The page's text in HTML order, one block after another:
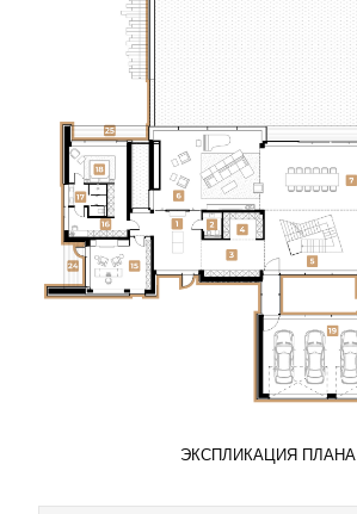
ЭКСПЛИКАЦИЯ ПЛАНА